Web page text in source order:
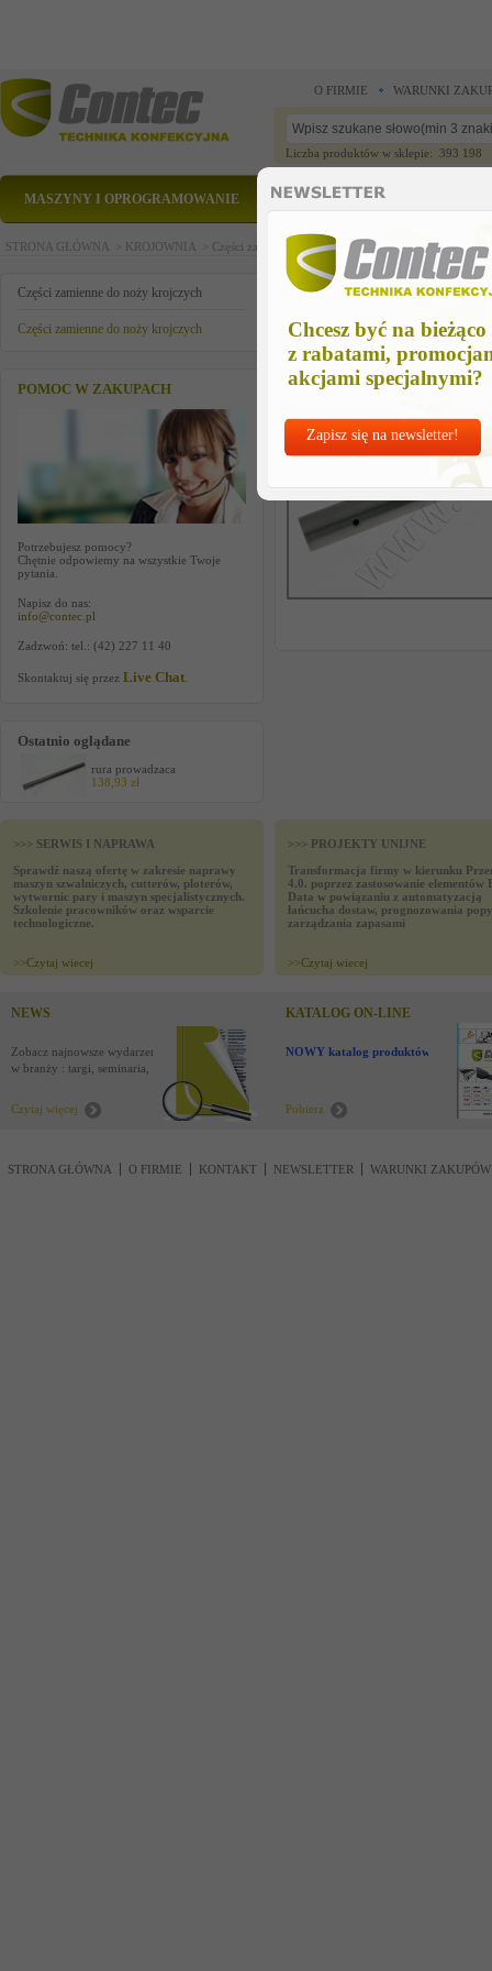
Chcesz być na bieżąco
z rabatami,
akcjami specjalnymi?
Zapisz się na newsletter!
O FIRMIE WARUNKI
Liczba produktów w sklepie: 393 198
MASZYNY I OPROGRAMOWANIE CZĘŚCI ZAMIENNE
STRONA GŁÓWNA > KROJOWNIA > Części zamienne do noży krojczych >Części
Części zamienne do noży krojczych
Części zamienne do noży krojczych
POMOC W ZAKUPACH
Potrzebujesz pomocy?
Chętnie odpowiemy na wszystkie Twoje
pytania.
Napisz do nas:
info@contec.pl
Zadzwoń: tel.: (42) 227 11 40
Skontaktuj się przez Live Chat
Ostatnio oglądane
rura prowadzaca
138,93 zł
rura prowadzaca
>>> SERWIS I NAPRAWA
Sprawdź naszą ofertę w zakresie naprawy
maszyn szwalniczych, cutterów, ploterów,
wytwornic pary i maszyn specjalistycznych.
Szkolenie pracowników oraz wsparcie
technologiczne.
>>Czytaj wiecej
>>> PROJEKTY UNIJNE
Transformacja firmy w kierunku
4.0. poprzez zastosowanie elementów
Data w powiązaniu z automatyzacją
łańcucha dostaw, prognozowania
zarządzania zapasami
>>Czytaj wiecej
NEWS
Zobacz najnowsze wydarzenia
w branży : targi, seminaria,
Czytaj więcej
KATALOG ON-LINE
NOWY katalog produktów !
Pobierz
STRONA GŁÓWNA O FIRMIE KONTAKT NEWSLETTER WARUNKI ZAKUPÓW